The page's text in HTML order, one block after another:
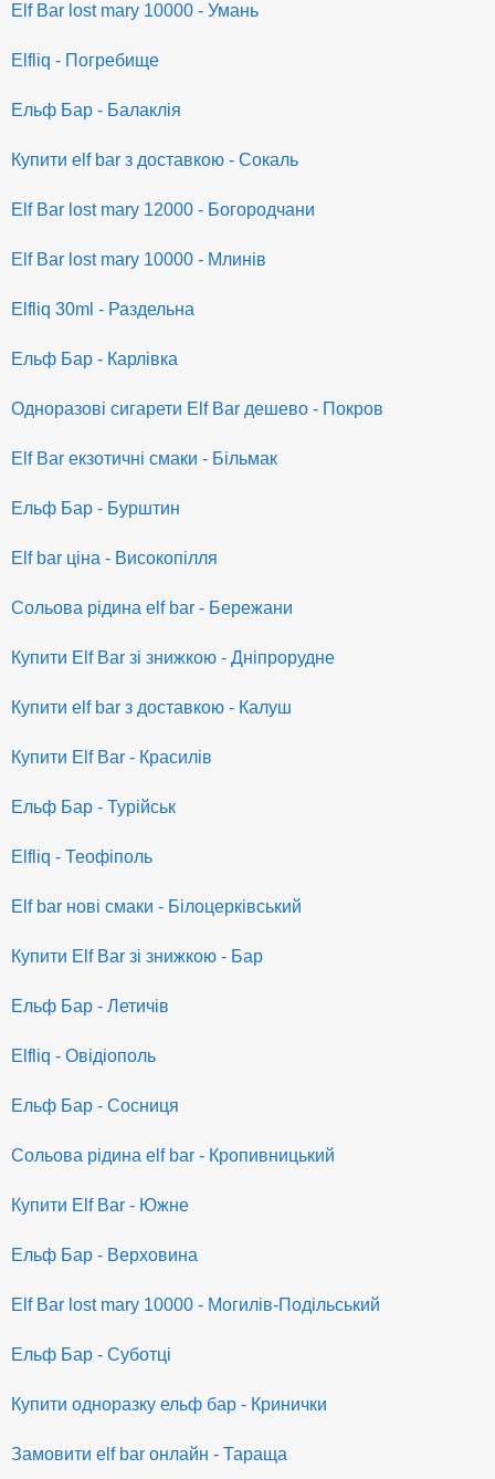
Elf Bar lost mary 10000 - Умань
Elfliq - Погребище
Ельф Бар - Балаклія
Купити elf bar з доставкою - Сокаль
Elf Bar lost mary 12000 - Богородчани
Elf Bar lost mary 10000 - Млинів
Elfliq 30ml - Раздельна
Ельф Бар - Карлівка
Одноразові сигарети Elf Bar дешево - Покров
Elf Bar екзотичні смаки - Більмак
Ельф Бар - Бурштин
Elf bar ціна - Високопілля
Сольова рідина elf bar - Бережани
Купити Elf Bar зі знижкою - Дніпрорудне
Купити elf bar з доставкою - Калуш
Купити Elf Bar - Красилів
Ельф Бар - Турійськ
Elfliq - Теофіполь
Elf bar нові смаки - Білоцерківський
Купити Elf Bar зі знижкою - Бар
Ельф Бар - Летичів
Elfliq - Овідіополь
Ельф Бар - Сосниця
Сольова рідина elf bar - Кропивницький
Купити Elf Bar - Южне
Ельф Бар - Верховина
Elf Bar lost mary 10000 - Могилів-Подільський
Ельф Бар - Суботці
Купити одноразку ельф бар - Кринички
Замовити elf bar онлайн - Тараща